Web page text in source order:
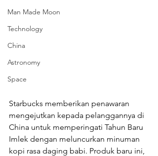
Man Made Moon
Technology
China
Astronomy
Space
Starbucks memberikan penawaran
mengejutkan kepada pelanggannya di
China untuk memperingati Tahun Baru
Imlek dengan meluncurkan minuman
kopi rasa daging babi. Produk baru ini,